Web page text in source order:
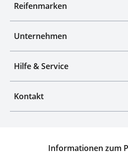
Reifenmarken
Unternehmen
Hilfe & Service
Kontakt
Informationen zum